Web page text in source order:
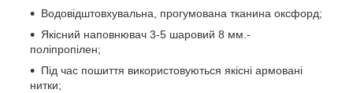
Водовідштовхувальна, прогумована тканина оксфорд;
Якісний наповнювач 3-5 шаровий 8 мм.-
поліпропілен;
Під час пошиття використовуються якісні армовані
нитки;